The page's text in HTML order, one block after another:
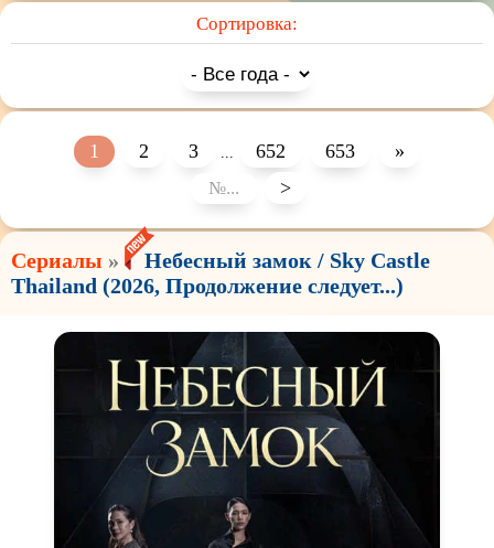
Сортировка:
1 2 3 ... 652 653
»
>
Сериалы »
Небесный замок / Sky Castle
Thailand (2026, Продолжение следует...)